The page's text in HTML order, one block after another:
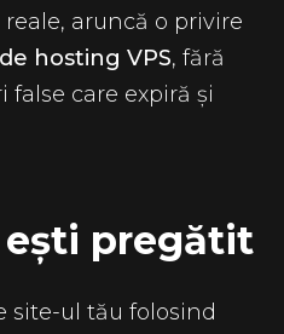
aruncă o privire
hosting VPS, fără
false care expiră și
ești pregătit
site-ul tău folosind